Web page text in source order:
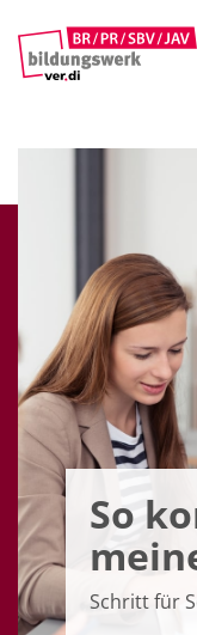
So
Schritt für